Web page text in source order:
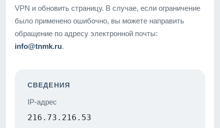
VPN и обновить страницу. В случае, если ограничение
было применено ошибочно, вы можете направить
обращение по адресу электронной почты:
info@tnmk.ru.
СВЕДЕНИЯ
IP-адрес
216.73.216.53